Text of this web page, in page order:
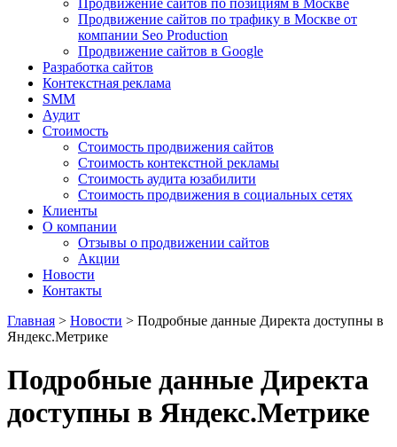
Продвижение сайтов по позициям в Москве
Продвижение сайтов по трафику в Москве от
компании Seo Production
Продвижение сайтов в Google
Разработка сайтов
Контекстная реклама
SMM
Аудит
Стоимость
Стоимость продвижения сайтов
Стоимость контекстной рекламы
Стоимость аудита юзабилити
Стоимость продвижения в социальных сетях
Клиенты
О компании
Отзывы о продвижении сайтов
Акции
Новости
Контакты
Главная > Новости > Подробные данные Директа доступны в
Яндекс.Метрике
Подробные данные Директа
доступны в Яндекс.Метрике